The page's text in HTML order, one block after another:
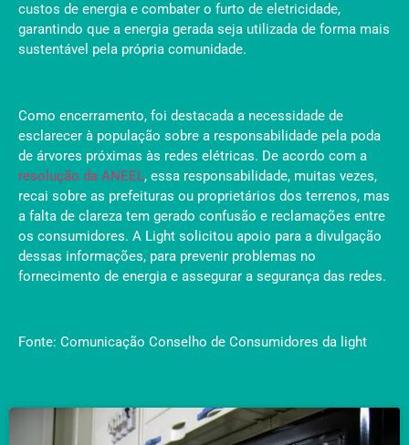
custos de energia e combater o furto de eletricidade,
garantindo que a energia gerada seja utilizada de forma mais
sustentável pela própria comunidade.
Como encerramento, foi destacada a necessidade de
esclarecer à população sobre a responsabilidade pela poda
de árvores próximas às redes elétricas. De acordo com a
resolução da ANEEL, essa responsabilidade, muitas vezes,
recai sobre as prefeituras ou proprietários dos terrenos, mas
a falta de clareza tem gerado confusão e reclamações entre
os consumidores. A Light solicitou apoio para a divulgação
dessas informações, para prevenir problemas no
fornecimento de energia e assegurar a segurança das redes.
Fonte: Comunicação Conselho de Consumidores da light